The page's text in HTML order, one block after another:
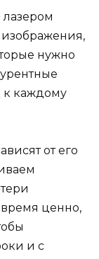
изображения,
нужно
каждому
от его
ценно,
и с